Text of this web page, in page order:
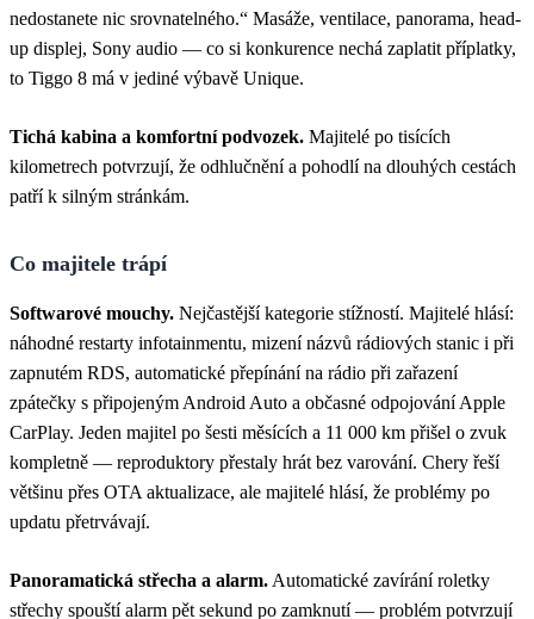
nedostanete nic srovnatelného.“ Masáže, ventilace, panorama, head-
up displej, Sony audio — co si konkurence nechá zaplatit příplatky,
to Tiggo 8 má v jediné výbavě Unique.
Tichá kabina a komfortní podvozek. Majitelé po tisících
kilometrech potvrzují, že odhlučnění a pohodlí na dlouhých cestách
patří k silným stránkám.
Co majitele trápí
Softwarové mouchy. Nejčastější kategorie stížností. Majitelé hlásí:
náhodné restarty infotainmentu, mizení názvů rádiových stanic i při
zapnutém RDS, automatické přepínání na rádio při zařazení
zpátečky s připojeným Android Auto a občasné odpojování Apple
CarPlay. Jeden majitel po šesti měsících a 11 000 km přišel o zvuk
kompletně — reproduktory přestaly hrát bez varování. Chery řeší
většinu přes OTA aktualizace, ale majitelé hlásí, že problémy po
updatu přetrvávají.
Panoramatická střecha a alarm. Automatické zavírání roletky
střechy spouští alarm pět sekund po zamknutí — problém potvrzují